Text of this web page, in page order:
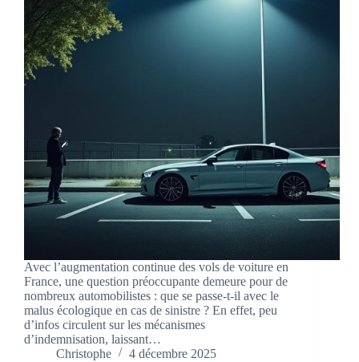
Avec l’augmentation continue des vols de voiture en
France, une question préoccupante demeure pour de
nombreux automobilistes : que se passe-t-il avec le
malus écologique en cas de sinistre ? En effet, peu
d’infos circulent sur les mécanismes
d’indemnisation, laissant…
Christophe
4 décembre 2025